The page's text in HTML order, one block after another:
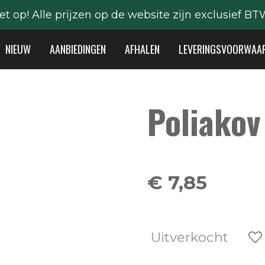
op! Alle prijzen op de website zijn exclusief
NIEUW AANBIEDINGEN AFHALEN
€ 7,85
Uitverkocht